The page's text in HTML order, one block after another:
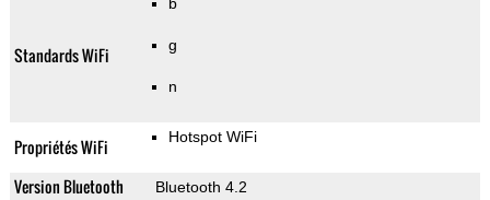
Standards WiFi g
n
Propriétés WiFi Hotspot WiFi
Version Bluetooth Bluetooth 4.2